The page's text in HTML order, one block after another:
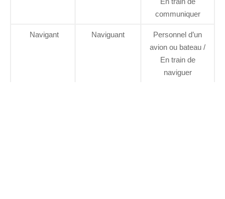
communiquer
Navigant Naviguant
Personnel d’un
avion ou bateau /
En train de
naviguer